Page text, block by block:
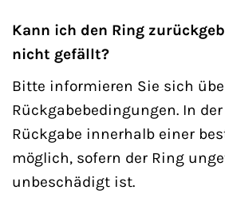
Kann ich den Ring
nicht gefällt?
Bitte informieren Sie sich
Rückgabebedingungen. In
Rückgabe innerhalb einer
möglich, sofern der Ring
unbeschädigt ist.